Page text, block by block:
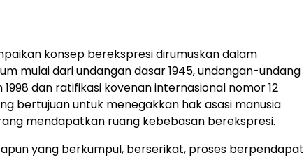
konsep berekspresi dirumuskan dalam
mulai dari undangan dasar 1945, undangan-undang
dan ratifikasi kovenan internasional nomor 12
bertujuan untuk menegakkan hak asasi manusia
mendapatkan ruang kebebasan berekspresi.
yang berkumpul, berserikat, proses berpendapat